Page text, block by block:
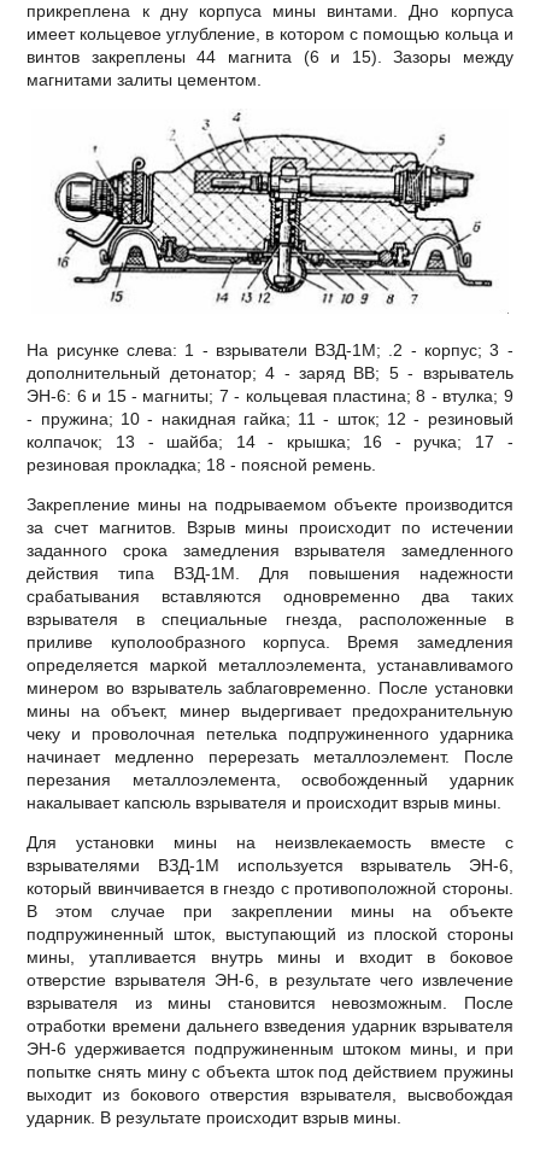
прикреплена к дну корпуса мины винтами. Дно корпуса
имеет кольцевое углубление, в котором с помощью кольца и
винтов закреплены 44 магнита (6 и 15). Зазоры между
магнитами залиты цементом.
На рисунке слева: 1 - взрыватели ВЗД-1М; .2 - корпус; 3 -
дополнительный детонатор; 4 - заряд ВВ; 5 - взрыватель
ЭН-6: 6 и 15 - магниты; 7 - кольцевая пластина; 8 - втулка; 9
- пружина; 10 - накидная гайка; 11 - шток; 12 - резиновый
колпачок; 13 - шайба; 14 - крышка; 16 - ручка; 17 -
резиновая прокладка; 18 - поясной ремень.
Закрепление мины на подрываемом объекте производится
за счет магнитов. Взрыв мины происходит по истечении
заданного срока замедления взрывателя замедленного
действия типа ВЗД-1М. Для повышения надежности
срабатывания вставляются одновременно два таких
взрывателя в специальные гнезда, расположенные в
приливе куполообразного корпуса. Время замедления
определяется маркой металлоэлемента, устанавливамого
минером во взрыватель заблаговременно. После установки
мины на объект, минер выдергивает предохранительную
чеку и проволочная петелька подпружиненного ударника
начинает медленно перерезать металлоэлемент. После
перезания металлоэлемента, освобожденный ударник
накалывает капсюль взрывателя и происходит взрыв мины.
Для установки мины на неизвлекаемость вместе с
взрывателями ВЗД-1М используется взрыватель ЭН-6,
который ввинчивается в гнездо с противоположной стороны.
В этом случае при закреплении мины на объекте
подпружиненный шток, выступающий из плоской стороны
мины, утапливается внутрь мины и входит в боковое
отверстие взрывателя ЭН-6, в результате чего извлечение
взрывателя из мины становится невозможным. После
отработки времени дальнего взведения ударник взрывателя
ЭН-6 удерживается подпружиненным штоком мины, и при
попытке снять мину с объекта шток под действием пружины
выходит из бокового отверстия взрывателя, высвобождая
ударник. В результате происходит взрыв мины.